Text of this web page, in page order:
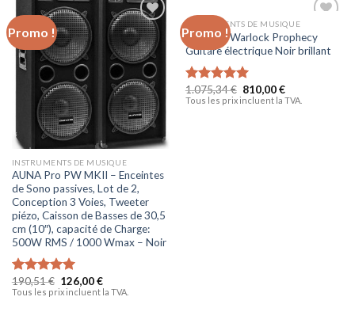
Promo !
Ajouter
à la liste
d’envies
INSTRUMENTS DE MUSIQUE
AUNA Pro PW MKII – Enceintes
de Sono passives, Lot de 2,
Conception 3 Voies, Tweeter
piézo, Caisson de Basses de 30,5
cm (10″), capacité de Charge:
500W RMS / 1000 Wmax – Noir
Note5.00
sur 5
190,51€ 126,00€
Tous les prix incluent la TVA.
Promo !
à la liste
d’envies
INSTRUMENTS DE MUSIQUE
B.C. Rich Warlock Prophecy
Guitare électrique Noir brillant
Note5.00
sur 5
1.075,34€ 810,00€
Tous les prix incluent la TVA.